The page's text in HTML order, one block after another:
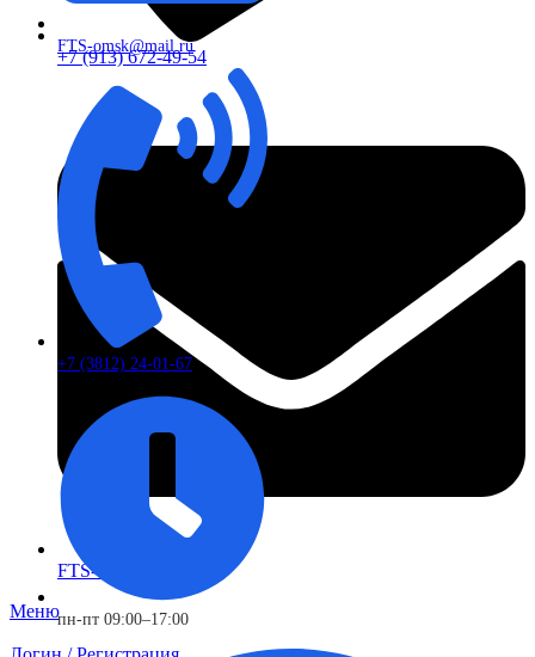
+7 (913) 672-49-54
FTS-omsk@mail.ru
Меню
FTS-omsk@mail.ru
+7 (3812) 24-01-67
пн-пт 09:00–17:00